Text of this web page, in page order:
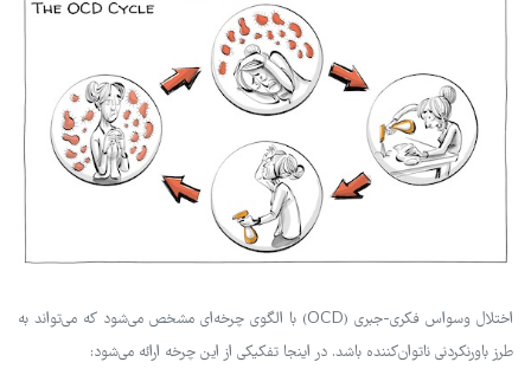
اختلال وسواس فکری-جبری (OCD) با الگوی چرخه‌ای مشخص می‌شود که می‌تواند به
طرز باورنکردنی ناتوان‌کننده باشد. در اینجا تفکیکی از این چرخه ارائه می‌شود: